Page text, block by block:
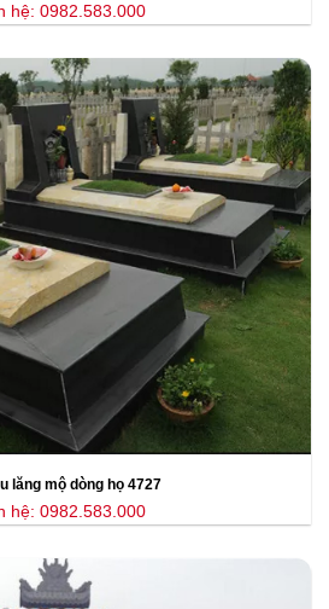
hệ: 0982.583.000
lăng mộ dòng họ 4727
hệ: 0982.583.000